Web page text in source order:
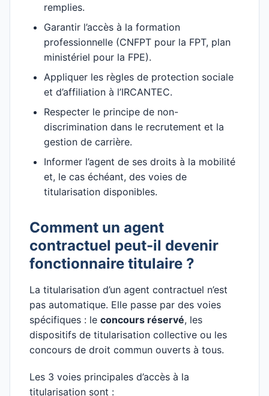
remplies.
Garantir l’accès à la formation
professionnelle (CNFPT pour la FPT, plan
ministériel pour la FPE).
Appliquer les règles de protection sociale
et d’affiliation à l’IRCANTEC.
Respecter le principe de non-
discrimination dans le recrutement et la
gestion de carrière.
Informer l’agent de ses droits à la mobilité
et, le cas échéant, des voies de
titularisation disponibles.
Comment un agent
contractuel peut-il devenir
fonctionnaire titulaire ?
La titularisation d’un agent contractuel n’est
pas automatique. Elle passe par des voies
spécifiques : le concours réservé, les
dispositifs de titularisation collective ou les
concours de droit commun ouverts à tous.
Les 3 voies principales d’accès à la
titularisation sont :